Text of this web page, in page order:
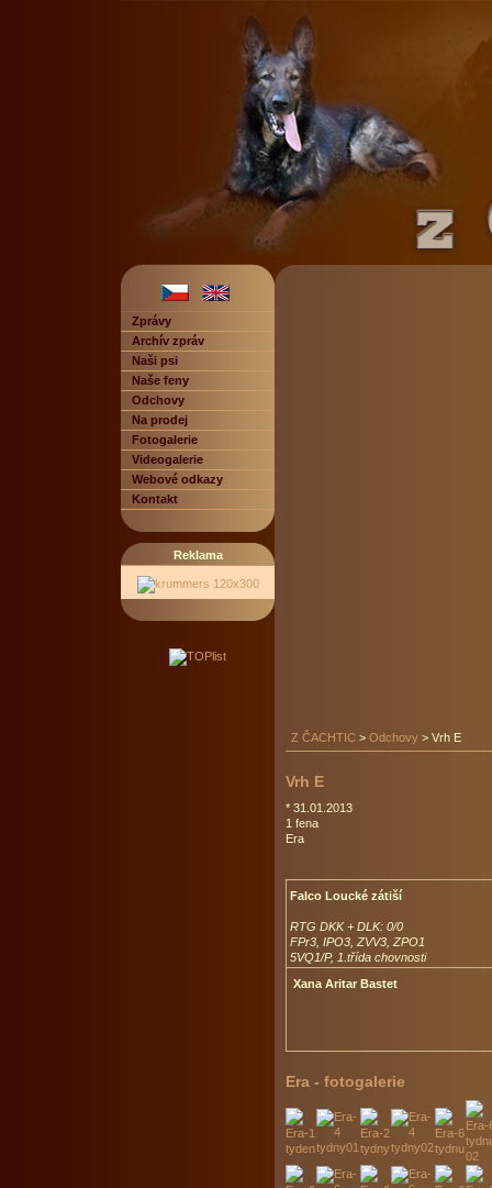
Zprávy
Archív zpráv
Naši psi
Naše feny
Odchovy
Na prodej
Fotogalerie
Videogalerie
Webové odkazy
Kontakt
Reklama
Z ČACHTIC > Odchovy > Vrh E
Vrh E
* 31.01.2013
1 fena
Era
Falco Loucké zátiší
RTG DKK + DLK: 0/0
FPr3, IPO3, ZVV3, ZPO1
5VQ1/P, 1.třída chovnosti
Xana Aritar Bastet
Era - fotogalerie